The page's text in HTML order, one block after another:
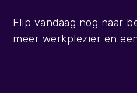
Flip vandaag nog naar
meer werkplezier en